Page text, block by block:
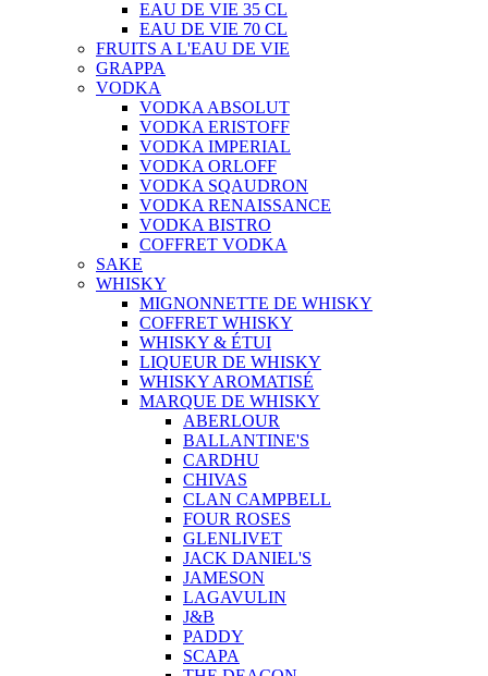
EAU DE VIE 35 CL
EAU DE VIE 70 CL
FRUITS A L'EAU DE VIE
GRAPPA
VODKA
VODKA ABSOLUT
VODKA ERISTOFF
VODKA IMPERIAL
VODKA ORLOFF
VODKA SQAUDRON
VODKA RENAISSANCE
VODKA BISTRO
COFFRET VODKA
SAKE
WHISKY
MIGNONNETTE DE WHISKY
COFFRET WHISKY
WHISKY & ÉTUI
LIQUEUR DE WHISKY
WHISKY AROMATISÉ
MARQUE DE WHISKY
ABERLOUR
BALLANTINE'S
CARDHU
CHIVAS
CLAN CAMPBELL
FOUR ROSES
GLENLIVET
JACK DANIEL'S
JAMESON
LAGAVULIN
J&B
PADDY
SCAPA